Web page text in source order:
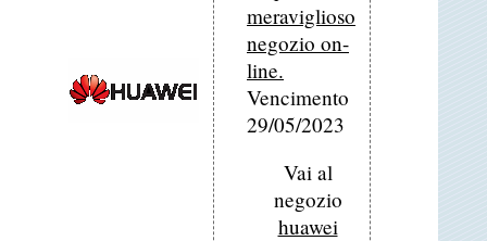
meraviglioso
negozio on-
line.
Vencimento
29/05/2023
Vai al
negozio
huawei